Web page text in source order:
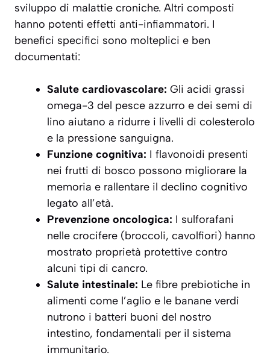
sviluppo di malattie croniche. Altri composti
hanno potenti effetti anti-infiammatori. I
benefici specifici sono molteplici e ben
documentati:
Salute cardiovascolare: Gli acidi grassi
omega-3 del pesce azzurro e dei semi di
lino aiutano a ridurre i livelli di colesterolo
e la pressione sanguigna.
Funzione cognitiva: I flavonoidi presenti
nei frutti di bosco possono migliorare la
memoria e rallentare il declino cognitivo
legato all’età.
Prevenzione oncologica: I sulforafani
nelle crocifere (broccoli, cavolfiori) hanno
mostrato proprietà protettive contro
alcuni tipi di cancro.
Salute intestinale: Le fibre prebiotiche in
alimenti come l’aglio e le banane verdi
nutrono i batteri buoni del nostro
intestino, fondamentali per il sistema
immunitario.